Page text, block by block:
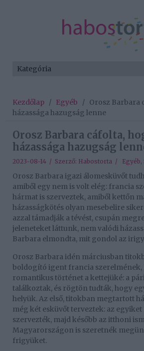
Kezdőlap / Egyéb / Orosz Barbara
házassága hazugság lenne
Orosz Barbara cáfolta,
házassága hazugság
2023-08-14 / Szerző: Habostorta / Egyéb,
Orosz Barbara igazi álomesküvőt
amiből egy nem is volt elég: francia
hármat is szerveztek, amiből kettőn
házasságkötés olyan mesebelire
azzal támadják a tévést, csupán
jeleneteket láttunk, nem valódi
Barbara elmondta, mit gondol az
Orosz Barbara idén márciusban
boldogító igent francia
romantikus történet a kettejüké: a
találkoztak, és rögtön tudták, hogy
helyük. Az első, titokban megtartott
még két esküvőt terveztek: az
szervezték, majd később az itthoni
Magyarországon is szeretnék
frigyüket.